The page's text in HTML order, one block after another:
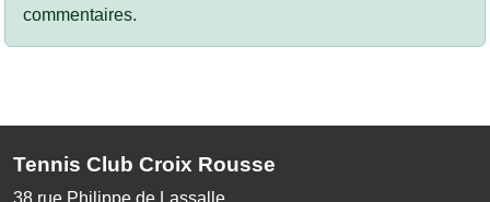
commentaires.
Tennis Club Croix Rousse
38 rue Philippe de Lassalle